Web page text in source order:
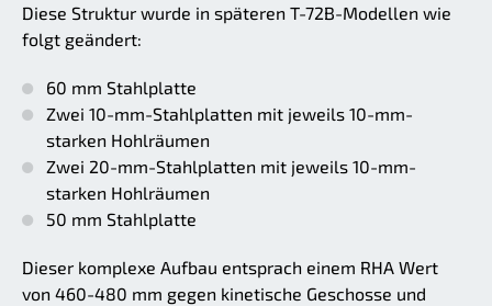
Diese Struktur wurde in späteren T-72B-Modellen wie
folgt geändert:
60 mm Stahlplatte
Zwei 10-mm-Stahlplatten mit jeweils 10-mm-
starken Hohlräumen
Zwei 20-mm-Stahlplatten mit jeweils 10-mm-
starken Hohlräumen
50 mm Stahlplatte
Dieser komplexe Aufbau entsprach einem RHA Wert
von 460-480 mm gegen kinetische Geschosse und